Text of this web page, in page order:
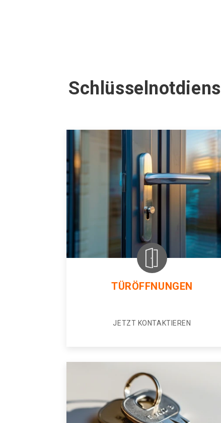
TÜRÖFFNUNGEN
JETZT KONTAKTIEREN